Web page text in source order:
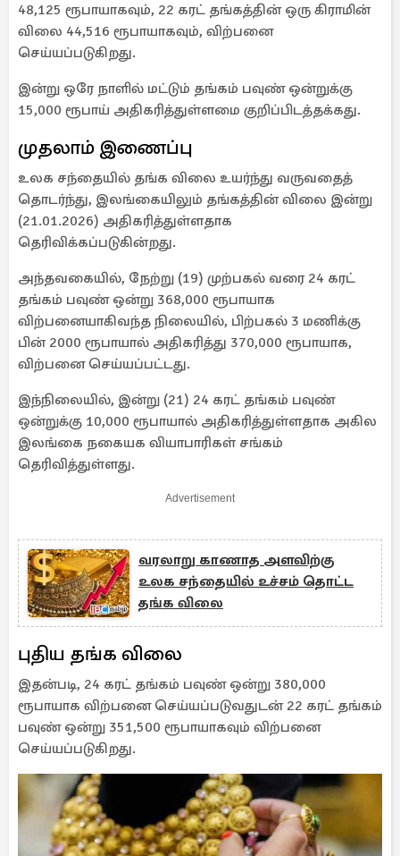
48,125 ரூபாயாகவும், 22 கரட் தங்கத்தின் ஒரு கிராமின்
விலை 44,516 ரூபாயாகவும், விற்பனை
செய்யப்படுகிறது.
இன்று ஒரே நாளில் மட்டும் தங்கம் பவுண் ஒன்றுக்கு
15,000 ரூபாய் அதிகரித்துள்ளமை குறிப்பிடத்தக்கது.
முதலாம் இணைப்பு
உலக சந்தையில் தங்க விலை உயர்ந்து வருவதைத்
தொடர்ந்து, இலங்கையிலும் தங்கத்தின் விலை இன்று
(21.01.2026) அதிகரித்துள்ளதாக
தெரிவிக்கப்படுகின்றது.
அந்தவகையில், நேற்று (19) முற்பகல் வரை 24 கரட்
தங்கம் பவுண் ஒன்று 368,000 ரூபாயாக
விற்பனையாகிவந்த நிலையில், பிற்பகல் 3 மணிக்கு
பின் 2000 ரூபாயால் அதிகரித்து 370,000 ரூபாயாக,
விற்பனை செய்யப்பட்டது.
இந்நிலையில், இன்று (21) 24 கரட் தங்கம் பவுண்
ஒன்றுக்கு 10,000 ரூபாயால் அதிகரித்துள்ளதாக அகில
இலங்கை நகையக வியாபாரிகள் சங்கம்
தெரிவித்துள்ளது.
Advertisement
வரலாறு காணாத அளவிற்கு
உலக சந்தையில் உச்சம் தொட்ட
தங்க விலை
புதிய தங்க விலை
இதன்படி, 24 கரட் தங்கம் பவுண் ஒன்று 380,000
ரூபாயாக விற்பனை செய்யப்படுவதுடன் 22 கரட் தங்கம்
பவுண் ஒன்று 351,500 ரூபாயாகவும் விற்பனை
செய்யப்படுகிறது.